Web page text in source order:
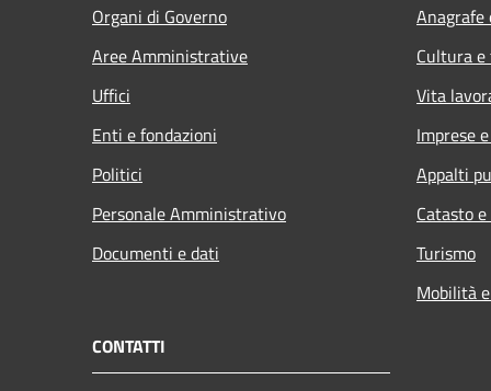
Organi di Governo
Aree Amministrative
Uffici
Enti e fondazioni
Politici
Personale Amministrativo
Documenti e dati
Cultura
Vita
Imprese
Appalti
Catasto
Turismo
Mobilità
CONTATTI